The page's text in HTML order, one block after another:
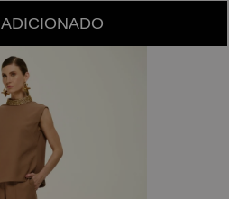
ADICIONADO